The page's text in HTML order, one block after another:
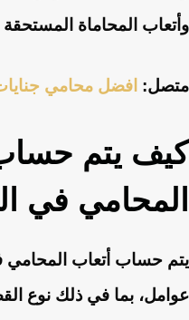
وأتعاب المحاماة
متصل: افضل محامي
كيف يتم
المحامي في
يتم حساب أتعاب المحامي
عوامل، بما في ذلك نوع